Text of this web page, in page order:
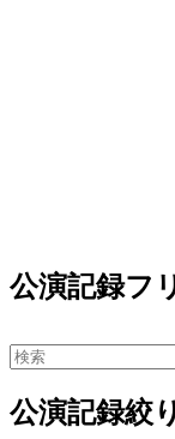
公演記録フ
公演記録絞